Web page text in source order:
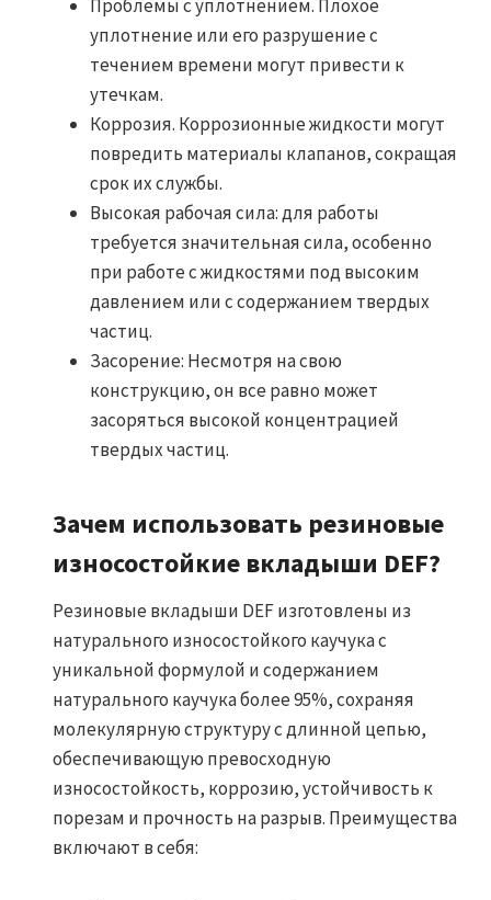
Проблемы с уплотнением. Плохое
уплотнение или его разрушение с
течением времени могут привести к
утечкам.
Коррозия. Коррозионные жидкости могут
повредить материалы клапанов, сокращая
срок их службы.
Высокая рабочая сила: для работы
требуется значительная сила, особенно
при работе с жидкостями под высоким
давлением или с содержанием твердых
частиц.
Засорение: Несмотря на свою
конструкцию, он все равно может
засоряться высокой концентрацией
твердых частиц.
Зачем использовать резиновые
износостойкие вкладыши DEF?
Резиновые вкладыши DEF изготовлены из
натурального износостойкого каучука с
уникальной формулой и содержанием
натурального каучука более 95%, сохраняя
молекулярную структуру с длинной цепью,
обеспечивающую превосходную
износостойкость, коррозию, устойчивость к
порезам и прочность на разрыв. Преимущества
включают в себя: